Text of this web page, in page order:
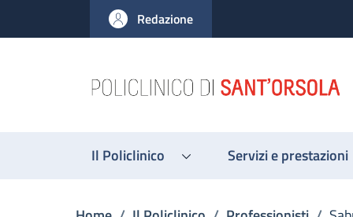
al contenuto principale
to footer content
Redazione
Il Policlinico Servizi e prestazioni